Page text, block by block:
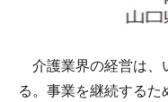
介護業界の経営は、
る。事業を継続する